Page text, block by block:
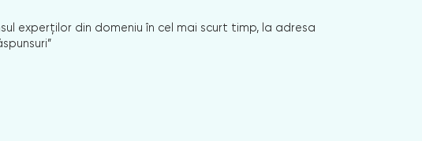
experților din domeniu în cel mai scurt timp, la adresa